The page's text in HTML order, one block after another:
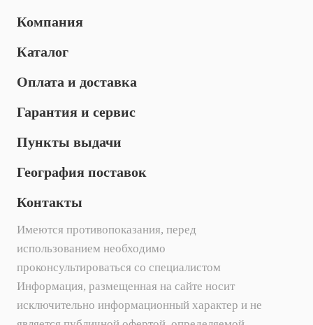
Компания
Каталог
Оплата и доставка
Гарантия и сервис
Пункты выдачи
География поставок
Контакты
Имеются противопоказания, перед
использованием необходимо
проконсультироваться со специалистом
Информация, размещенная на сайте носит
исключительно информационный характер и не